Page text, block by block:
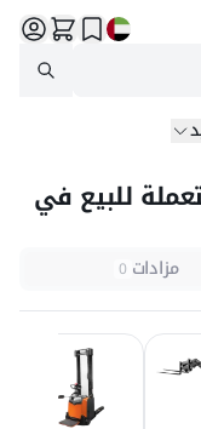
للبيع في
مزادات 0